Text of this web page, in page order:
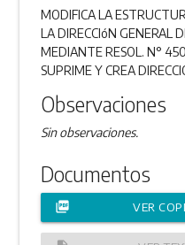
MODIFICA LA
LA DIRECCIóN GENERAL
MEDIANTE RESOL. N°
SUPRIME Y CREA
Observaciones
Sin observaciones.
Documentos
picture_as_pdf VER